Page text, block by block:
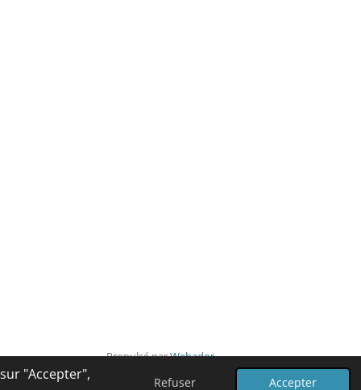
"Accepter",
Refuser Accepter
Propulsé parWebador